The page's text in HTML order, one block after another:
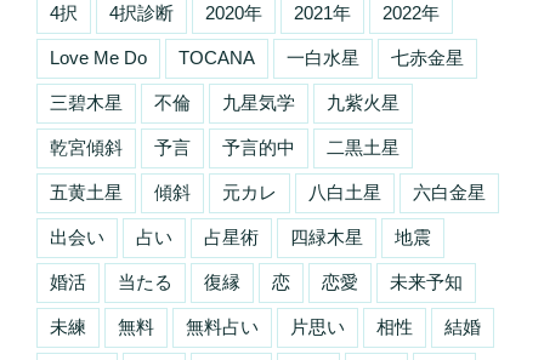
4択 4択診断 2020年 2021年 2022年
Love Me Do TOCANA 一白水星 七赤金星
三碧木星 不倫 九星気学 九紫火星
乾宮傾斜 予言 予言的中 二黒土星
五黄土星 傾斜 元カレ 八白土星 六白金星
出会い 占い 占星術 四緑木星 地震
婚活 当たる 復縁 恋 恋愛 未来予知
未練 無料 無料占い 片思い 相性 結婚